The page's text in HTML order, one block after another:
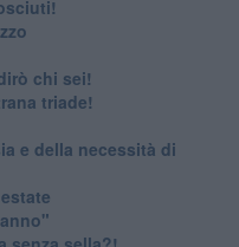
chi sei!
triade!
e della necessità di